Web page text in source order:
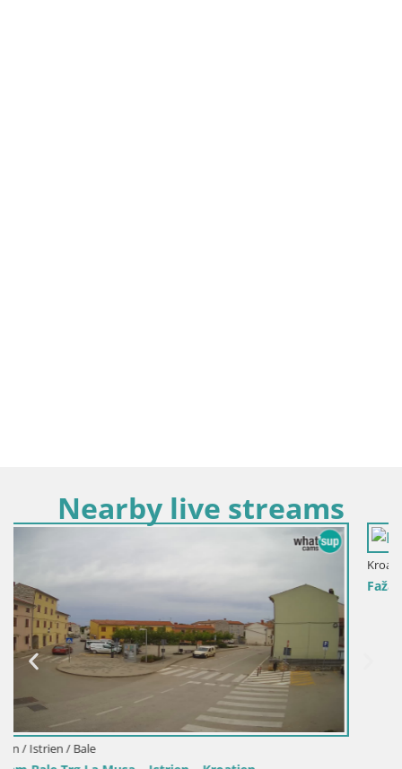
Nearby live streams
Fažana webcam Riva und Stadthafen – Istrien